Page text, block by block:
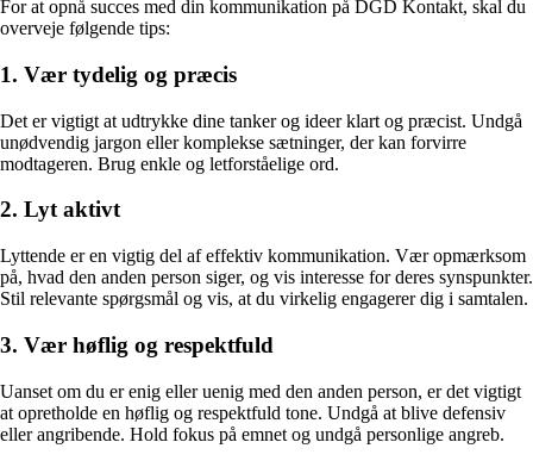
For at opnå succes med din kommunikation på DGD Kontakt, skal du
overveje følgende tips:
1. Vær tydelig og præcis
Det er vigtigt at udtrykke dine tanker og ideer klart og præcist. Undgå
unødvendig jargon eller komplekse sætninger, der kan forvirre
modtageren. Brug enkle og letforståelige ord.
2. Lyt aktivt
Lyttende er en vigtig del af effektiv kommunikation. Vær opmærksom
på, hvad den anden person siger, og vis interesse for deres synspunkter.
Stil relevante spørgsmål og vis, at du virkelig engagerer dig i samtalen.
3. Vær høflig og respektfuld
Uanset om du er enig eller uenig med den anden person, er det vigtigt
at opretholde en høflig og respektfuld tone. Undgå at blive defensiv
eller angribende. Hold fokus på emnet og undgå personlige angreb.